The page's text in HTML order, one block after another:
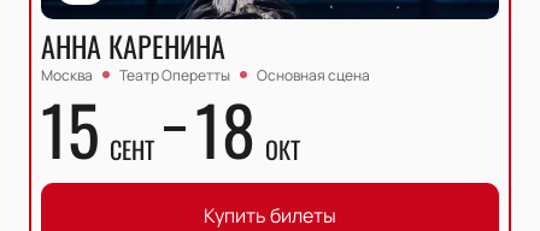
АННА КАРЕНИНА
Москва Театр Оперетты Основная сцена
15 СЕНТ 18 ОКТ
Купить билеты